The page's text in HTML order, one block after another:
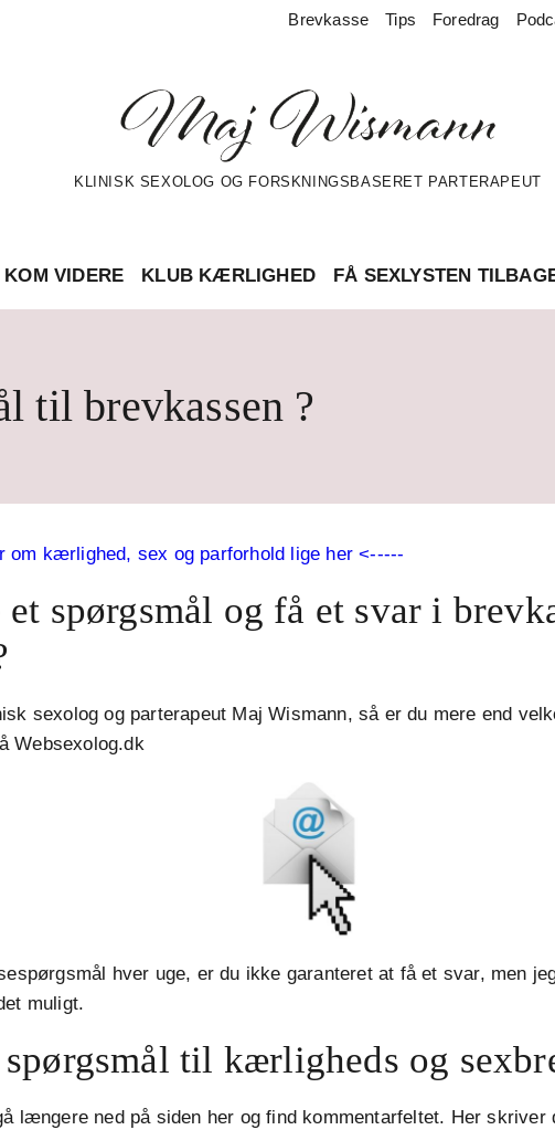
Brevkasse Tips Foredrag
KLINISK SEXOLOG OG FORSKNINGSBASERET PARTERAPEUT
VIDERE KLUB KÆRLIGHED FÅ SEXLYSTEN
til brevkassen ?
om kærlighed, sex og parforhold lige her <-----
spørgsmål og få et svar i
sexolog og parterapeut Maj Wismann, så er du mere end
Websexolog.dk
hver uge, er du ikke garanteret at få et svar, men
muligt.
til kærligheds og
længere ned på siden her og find kommentarfeltet. Her skriver